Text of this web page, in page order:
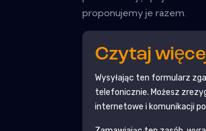
proponujemy je razem.
Czytaj
Wysyłając ten formularz
telefonicznie. Możesz
internetowe i komunikacji